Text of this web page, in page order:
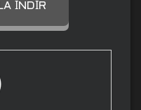
İNDIR